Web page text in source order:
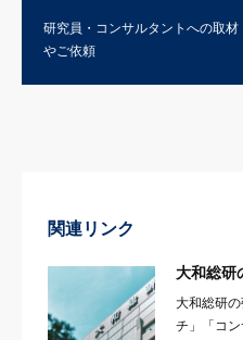
研究員・コンサルタントへの取
やご依頼
関連リンク
大和総研
大和総研
チ」「コ